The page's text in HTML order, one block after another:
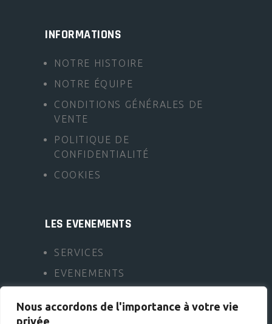
Nous accordons de l'importance à votre vie
privée
INFORMATIONS
NOTRE HISTOIRE
NOTRE ÉQUIPE
CONDITIONS GÉNÉRALES DE
VENTE
POLITIQUE DE
CONFIDENTIALITÉ
COOKIES
LES EVENEMENTS
SERVICES
EVENEMENTS
CONTACT